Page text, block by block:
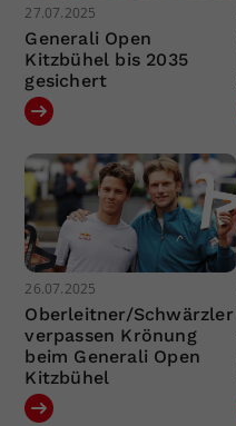
27.07.2025
Generali Open
Kitzbühel bis 2035
gesichert
26.07.2025
Oberleitner/Schwärzler
verpassen Krönung
beim Generali Open
Kitzbühel